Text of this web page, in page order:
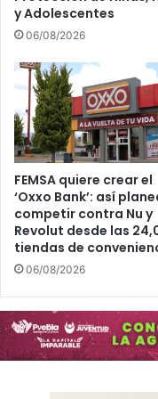
s
u
c
p
r
o
m
i
s
o
d
e
r
a
d
a
d
v
i
i
t
a
r
m
e
r
c
a
o
s
m
u
y Adolescentes
06/08/2026
FEMSA quiere crear el
‘Oxxo Bank’: así
competir contra Nu y
Revolut desde las
tiendas de
06/08/2026